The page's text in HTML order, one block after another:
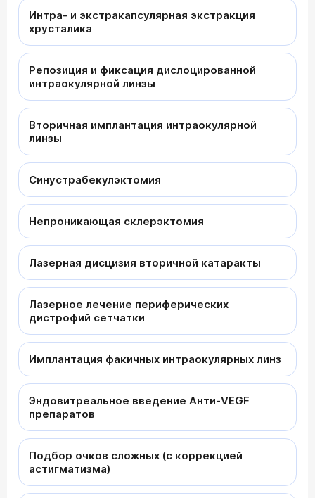
Интра- и экстракапсулярная экстракция
хрусталика
Репозиция и фиксация дислоцированной
интраокулярной линзы
Вторичная имплантация интраокулярной
линзы
Синустрабекулэктомия
Непроникающая склерэктомия
Лазерная дисцизия вторичной катаракты
Лазерное лечение периферических
дистрофий сетчатки
Имплантация факичных интраокулярных линз
Эндовитреальное введение Анти-VEGF
препаратов
Подбор очков сложных (с коррекцией
астигматизма)